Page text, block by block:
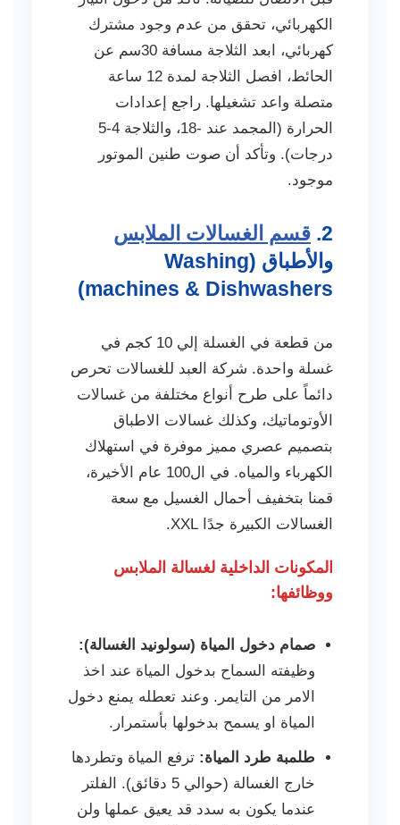
الكهربائي، تحقق من عدم وجود مشترك
كهربائي، ابعد الثلاجة مسافة 30سم عن
الحائط، افصل الثلاجة لمدة 12 ساعة
متصلة واعد تشغيلها. راجع إعدادات
الحرارة (المجمد عند -18، والثلاجة 4-5
درجات). وتأكد أن صوت طنين الموتور
موجود.
2. قسم الغسالات الملابس
والأطباق (Washing
machines & Dishwashers)
من قطعة في الغسلة إلي 10 كجم في
غسلة واحدة. شركة العبد للغسالات تحرص
دائماً على طرح أنواع مختلفة من غسالات
الأوتوماتيك، وكذلك غسالات الاطباق
بتصميم عصري مميز موفرة في استهلاك
الكهرباء والمياه. في ال100 عام الأخيرة،
قمنا بتخفيف أحمال الغسيل مع سعة
الغسالات الكبيرة جدًا XXL.
المكونات الداخلية لغسالة الملابس
ووظائفها:
صمام دخول المياة (سولونيد الغسالة):
وظيفته السماح بدخول المياة عند اخذ
الامر من التايمر. وعند تعطله يمنع دخول
المياة او يسمح بدخولها بأستمرار.
طلمبة طرد المياة: ترفع المياة وتطردها
خارج الغسالة (حوالي 5 دقائق). الفلتر
عندما يكون به سدد قد يعيق عملها ولن